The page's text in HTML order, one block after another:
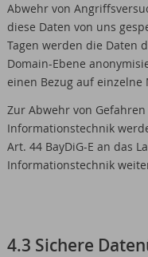
Abwehr von
diese Daten von uns
Tagen werden die Daten
Domain-Ebene
einen Bezug auf
Zur Abwehr von
Informationstechnik
Art. 44 BayDiG-E an das
Informationstechnik
4.3 Sichere